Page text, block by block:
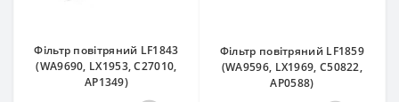
Фільтр повітряний LF1843
(WA9690, LX1953, C27010,
AP1349)
Фільтр повітряний LF1859
(WA9596, LX1969, C50822,
AP0588)